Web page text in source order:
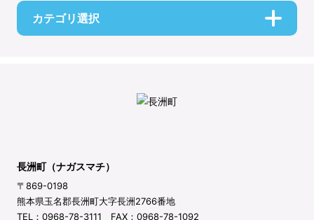
カテゴリ選択
長洲町（ナガスマチ）
〒869-0198
熊本県玉名郡長洲町大字長洲2766番地
TEL：0968-78-3111 FAX：0968-78-1092